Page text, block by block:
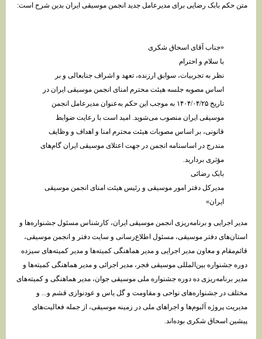
متن حکم بابک رضایی برای مدیرعامل جدید انجمن موسیقی ایران بدین شرح است:
«جناب آقای اسحاق شکری
با سلام و احترام
نظر به تجربیات، سوابق ارزنده، تعهد و اشراف جنابعالی و بر
اساس مصوبه جلسه هیئت محترم امنای انجمن موسیقی ایران در
تاریخ ۱۴۰۴/۰۴/۲۵ به موجب این حکم به‌عنوان مدیرعامل انجمن
موسیقی ایران منصوب می‌شوید. امید است با رعایت ضوابط
قانونی، بر اساس مصوبات هیئت محترم امنا و اهداف و وظایف
مندرج در اساسنامه انجمن در جهت اعتلای موسیقی ایران گام‌های
مؤثری بردارید.
بابک رضائی
مدیرکل دفتر امور موسیقی و رئیس هیئت امنای انجمن موسیقی
ایران»
مدیر اجرایی و برنامه‌ریزی انجمن موسیقی ایران، ⁠کارشناس مسئول جشنواره‌ها و
استان‌های دفتر موسیقی، ⁠مسئول اطلاع‌رسانی و سایت دفتر و انجمن موسیقی،
قائم‌مقام و معاون مدیر اجرایی و مدیر هماهنگی کمیته‌ها و مدیر کمیته‌های سیزده
دوره جشنواره بین‌المللی موسیقی فجر، مدیر اجرائی و مدیر هماهنگی کمیته‌ها و
مدیر برنامه‌ریزی ده دوره جشنواره ملی موسیقی جوان، ⁠مدیر هماهنگی و کمیته‌های
مختلف در جشنواره‌های نواحی و مقاومت و گل یاس و عودنوازی قشم و... و
مدیریت پروژه آلبوم‌ها و اجراهای ملی در زمینه موسیقی، از جمله فعالیت‌های
پیشین اسحاق شکری بوده‌اند.